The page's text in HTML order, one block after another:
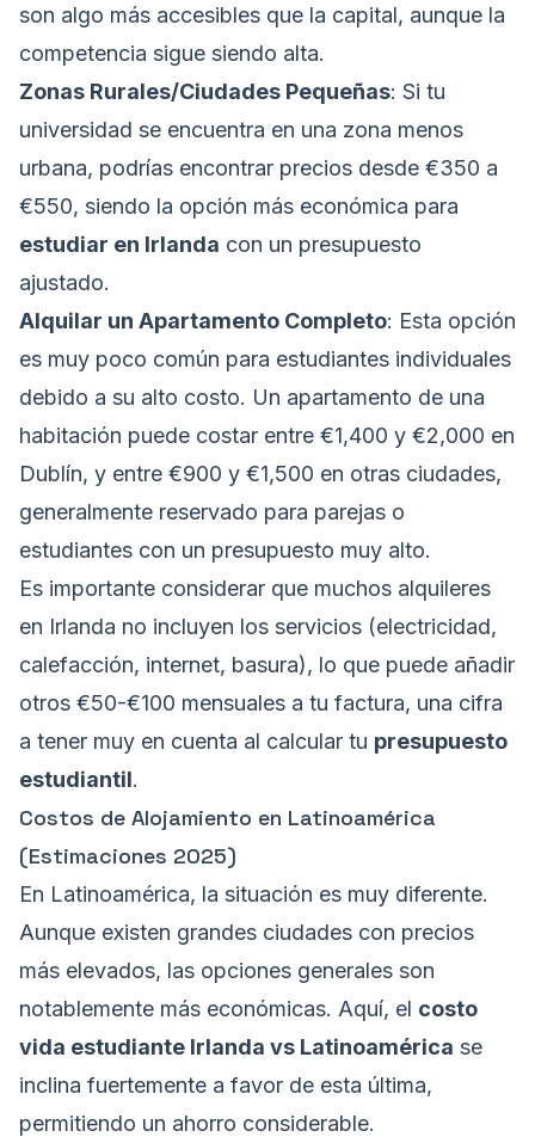
son algo más accesibles que la capital, aunque la
competencia sigue siendo alta.
Zonas Rurales/Ciudades Pequeñas: Si tu
universidad se encuentra en una zona menos
urbana, podrías encontrar precios desde €350 a
€550, siendo la opción más económica para
estudiar en Irlanda con un presupuesto
ajustado.
Alquilar un Apartamento Completo: Esta opción
es muy poco común para estudiantes individuales
debido a su alto costo. Un apartamento de una
habitación puede costar entre €1,400 y €2,000 en
Dublín, y entre €900 y €1,500 en otras ciudades,
generalmente reservado para parejas o
estudiantes con un presupuesto muy alto.
Es importante considerar que muchos alquileres
en Irlanda no incluyen los servicios (electricidad,
calefacción, internet, basura), lo que puede añadir
otros €50-€100 mensuales a tu factura, una cifra
a tener muy en cuenta al calcular tu presupuesto
estudiantil.
Costos de Alojamiento en Latinoamérica
(Estimaciones 2025)
En Latinoamérica, la situación es muy diferente.
Aunque existen grandes ciudades con precios
más elevados, las opciones generales son
notablemente más económicas. Aquí, el costo
vida estudiante Irlanda vs Latinoamérica se
inclina fuertemente a favor de esta última,
permitiendo un ahorro considerable.